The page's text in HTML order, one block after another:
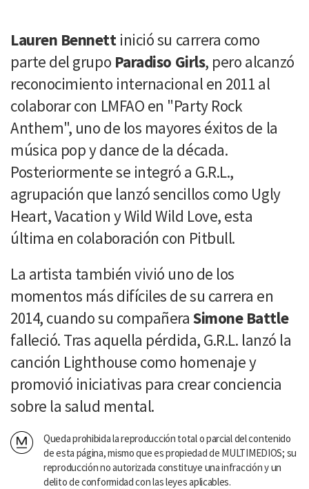
Lauren Bennettinició su carrera como
parte del grupo Paradiso Girls, pero alcanzó
reconocimiento internacional en 2011 al
colaborar con LMFAO en "Party Rock
Anthem", uno de los mayores éxitos de la
música pop y dance de la década.
Posteriormente se integró a G.R.L.,
agrupación que lanzó sencillos como Ugly
Heart, Vacation y Wild Wild Love, esta
última en colaboración con Pitbull.
La artista también vivió uno de los
momentos más difíciles de su carrera en
2014, cuando su compañera Simone Battle
falleció. Tras aquella pérdida, G.R.L. lanzó la
canción Lighthouse como homenaje y
promovió iniciativas para crear conciencia
sobre la salud mental.
Queda prohibida la reproducción total o parcial del contenido
de esta página, mismo que es propiedad de MULTIMEDIOS; su
reproducción no autorizada constituye una infracción y un
delito de conformidad con las leyes aplicables.